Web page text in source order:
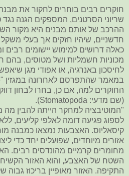
חוקרים רבים בוחרים לחקור את
שריוני הסרטנים, המספקים הגנה
ההרכב של אותם מבנים היא מקור
חדשניים, שיהיו חזקים אך בעלי
כאלה דרושים למימוש יישומים רבים
מכוניות חשמליות ושל מטוסים, בהם
לחיסכון באנרגיה, או אפודי מגן
החוקרים למה, אם כן, בחרו לבחון
(שם מדעי: Stomatopoda).
"המוטיבציה למחקר הייתה להבין
לספוג פגיעה דומה לאלפי קליעים,
קיסאליוס. האצבעות נמצאו כמבנה
אזורים מיוחדים, שפועלים יחד כדי
מחומרים קרמיים מהונדסים רבים.
השטח של האצבע, והוא האזור
התקיפה. האזור מאופיין בריכוז גבוה